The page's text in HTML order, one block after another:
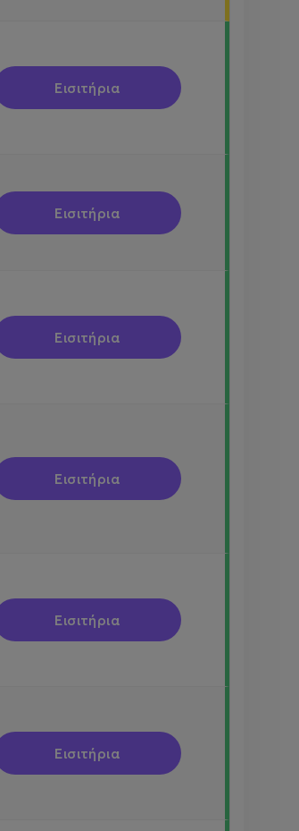
Εισιτήρια
Εισιτήρια
Εισιτήρια
Εισιτήρια
Εισιτήρια
Εισιτήρια